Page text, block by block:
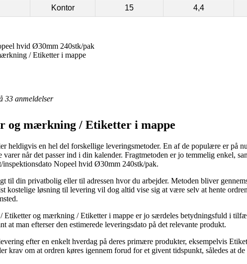
Kontor 15 4,4
hvid Ø30mm 240stk/pak
/ Etiketter i mappe
33 anmeldelser
mærkning / Etiketter i mappe
heldigvis en hel del forskellige leveringsmetoder. En af de populære er på
når det passer ind i din kalender. Fragtmetoden er jo temmelig enkel,
Nopeel hvid Ø30mm 240stk/pak.
til din privatbolig eller til adressen hvor du arbejder. Metoden bliver
kostelige løsning til levering vil dog altid vise sig at være selv at hente
og mærkning / Etiketter i mappe er jo særdeles betydningsfuld i
at man efterser den estimerede leveringsdato på det relevante produkt.
efter en enkelt hverdag på deres primære produkter, eksempelvis
krav om at ordren køres igennem forud for et givent tidspunkt, således at